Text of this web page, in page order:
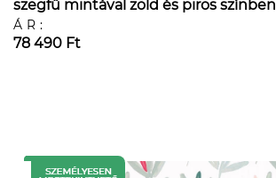
szegfű mintával zöld és piros színben
ÁR:
78 490 Ft